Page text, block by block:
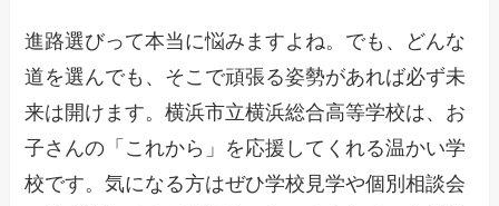
進路選びって本当に悩みますよね。でも、どんな
道を選んでも、そこで頑張る姿勢があれば必ず未
来は開けます。横浜市立横浜総合高等学校は、お
子さんの「これから」を応援してくれる温かい学
校です。気になる方はぜひ学校見学や個別相談会